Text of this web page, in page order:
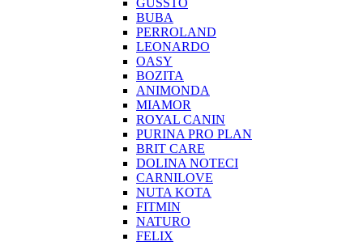
BUBA
PERROLAND
LEONARDO
OASY
BOZITA
ANIMONDA
MIAMOR
ROYAL CANIN
PURINA PRO PLAN
BRIT CARE
DOLINA NOTECI
CARNILOVE
NUTA KOTA
FITMIN
NATURO
FELIX